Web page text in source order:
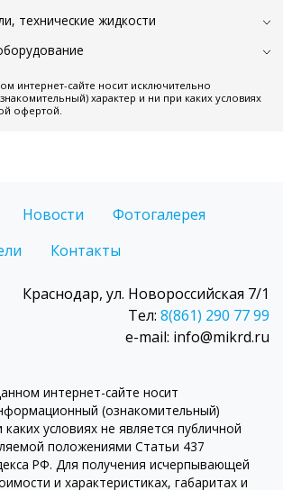
технические жидкости
интернет-сайте носит исключительно
характер и ни при каких условиях
офертой.
Новости
Фотогалерея
Контакты
Краснодар, ул. Новороссийская 7/1
Тел: 8(861) 290 77 99
e-mail: info@mikrd.ru
интернет-сайте носит
(ознакомительный)
условиях не является публичной
положениями Статьи 437
РФ. Для получения исчерпывающей
и характеристиках, габаритах и